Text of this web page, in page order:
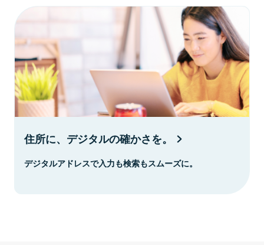
住所に、デジタルの確かさを。
デジタルアドレスで入力も検索もスムーズに。